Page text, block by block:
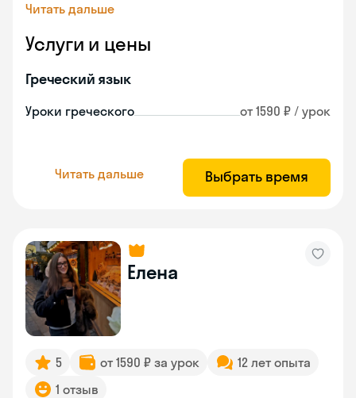
Читать дальше
Услуги и цены
Греческий язык
Уроки греческого от 1590 ₽ / урок
Читать дальше Выбрать время
Елена
5 от 1590 ₽ за урок
12 лет опыта
1 отзыв